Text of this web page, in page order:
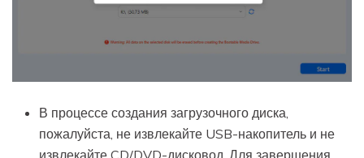
В процессе создания загрузочного диска,
пожалуйста, не извлекайте USB-накопитель и не
извлекайте CD/DVD-дисковод. Для завершения